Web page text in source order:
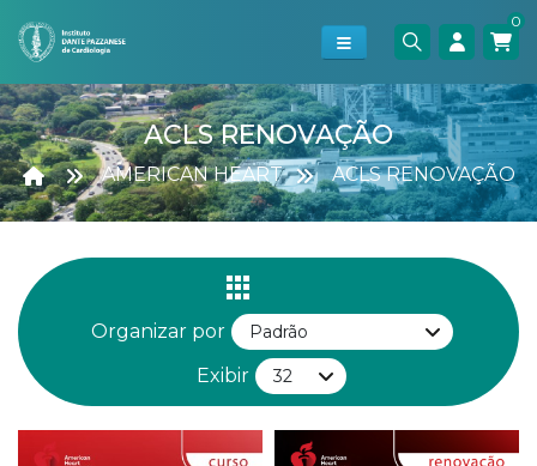
0
ACLS RENOVAÇÃO
AMERICAN HEART ACLS RENOVAÇÃO
Organizar por
Exibir